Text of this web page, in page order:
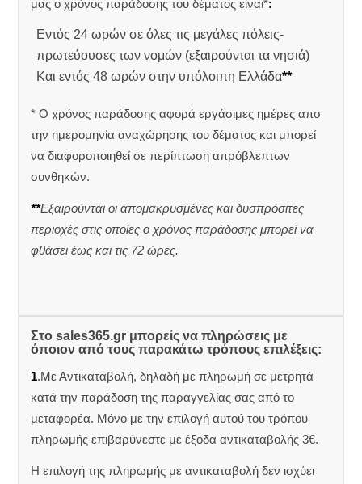
μας ο χρόνος παράδοσης του δέματος είναι*:
Εντός 24 ωρών σε όλες τις μεγάλες πόλεις-
πρωτεύουσες των νομών (εξαιρούνται τα νησιά)
Και εντός 48 ωρών στην υπόλοιπη Ελλάδα**
* Ο χρόνος παράδοσης αφορά εργάσιμες ημέρες απο
την ημερομηνία αναχώρησης του δέματος και μπορεί
να διαφοροποιηθεί σε περίπτωση απρόβλεπτων
συνθηκών.
**Εξαιρούνται οι απομακρυσμένες και δυσπρόσιτες
περιοχές στις οποίες ο χρόνος παράδοσης μπορεί να
φθάσει έως και τις 72 ώρες.
Στο sales365.gr μπορείς να πληρώσεις με
όποιον από τους παρακάτω τρόπους επιλέξεις:
1.Με Αντικαταβολή, δηλαδή με πληρωμή σε μετρητά
κατά την παράδοση της παραγγελίας σας από το
μεταφορέα. Μόνο με την επιλογή αυτού του τρόπου
πληρωμής επιβαρύνεστε με έξοδα αντικαταβολής 3€.
Η επιλογή της πληρωμής με αντικαταβολή δεν ισχύει